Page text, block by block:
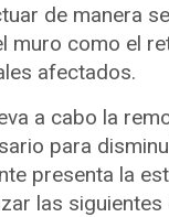
de manera
muro como el
afectados.
a cabo la
para
presenta la
las siguientes